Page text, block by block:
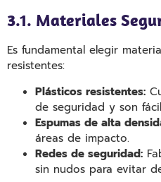
3.1. Materiales
Es fundamental elegir
resistentes:
Plásticos resistentes:
de seguridad y son
Espumas de alta
áreas de impacto.
Redes de seguridad:
sin nudos para evitar